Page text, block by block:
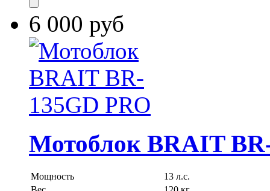
6 000 руб
Мотоблок BRAIT
Мощность
13 л.с.